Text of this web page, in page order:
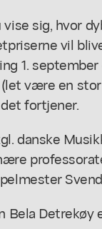
vise sig, hvor
vil
1.
være en
fortjener.
danske
Bela Detrekøy